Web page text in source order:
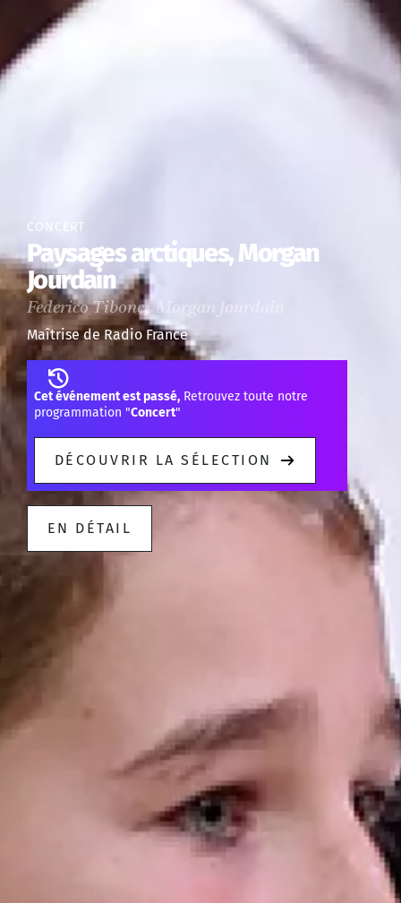
CONCERT
Paysages arctiques, Morgan
Jourdain
Federico Tibone, Morgan Jourdain
Maîtrise de Radio France
Cet événement est passé, Retrouvez toute notre
programmation "Concert"
DÉCOUVRIR LA SÉLECTION
EN DÉTAIL